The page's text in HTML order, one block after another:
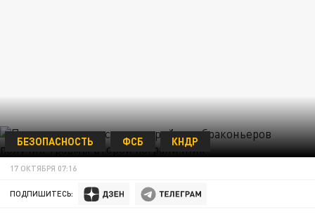
БЕЗОПАСНОСТЬ ФСБ КНДР
17 ОКТЯБРЯ 07:16
ПОДПИШИТЕСЬ: